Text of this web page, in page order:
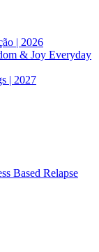
| 2026
& Joy Everyday
| 2027
Based Relapse